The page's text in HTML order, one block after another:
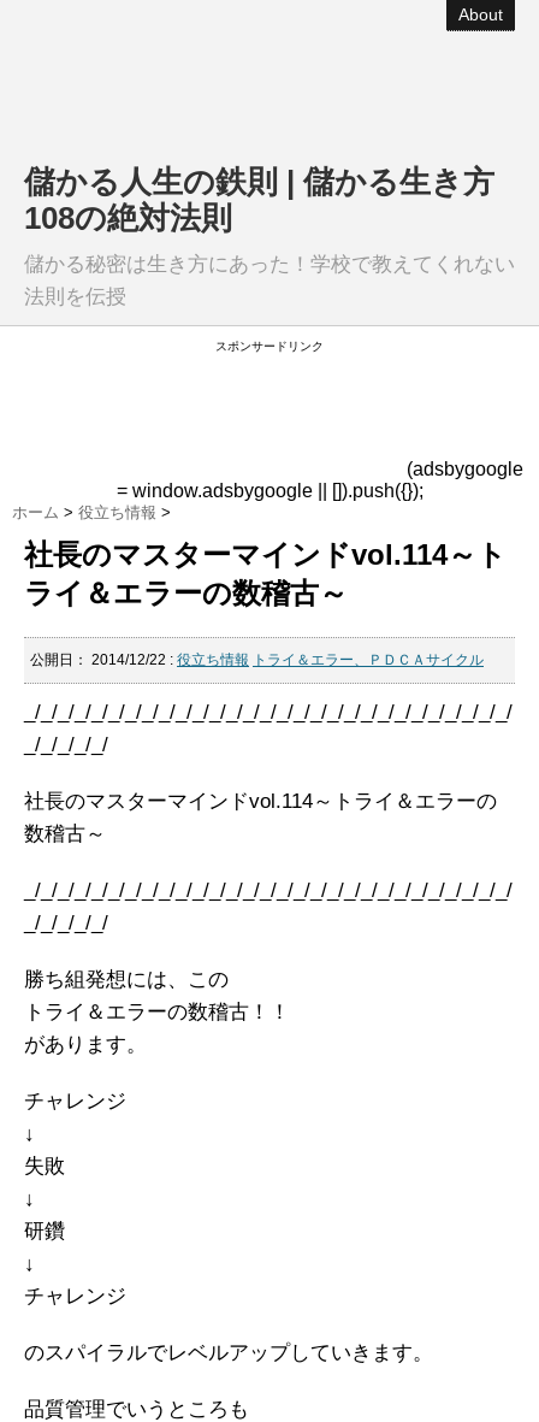
About
儲かる人生の鉄則 | 儲かる生き方
108の絶対法則
儲かる秘密は生き方にあった！学校で教えてくれない
法則を伝授
スポンサードリンク
(adsbygoogle
= window.adsbygoogle || []).push({});
ホーム > 役立ち情報 >
社長のマスターマインドvol.114～ト
ライ＆エラーの数稽古～
公開日： 2014/12/22 : 役立ち情報 トライ＆エラー、ＰＤＣＡサイクル
_/_/_/_/_/_/_/_/_/_/_/_/_/_/_/_/_/_/_/_/_/_/_/_/_/_/_/_/_/
_/_/_/_/_/
社長のマスターマインドvol.114～トライ＆エラーの
数稽古～
_/_/_/_/_/_/_/_/_/_/_/_/_/_/_/_/_/_/_/_/_/_/_/_/_/_/_/_/_/
_/_/_/_/_/
勝ち組発想には、この
トライ＆エラーの数稽古！！
があります。
チャレンジ
↓
失敗
↓
研鑽
↓
チャレンジ
のスパイラルでレベルアップしていきます。
品質管理でいうところも